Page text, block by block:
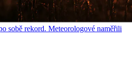
sobě rekord. Meteorologové naměřili